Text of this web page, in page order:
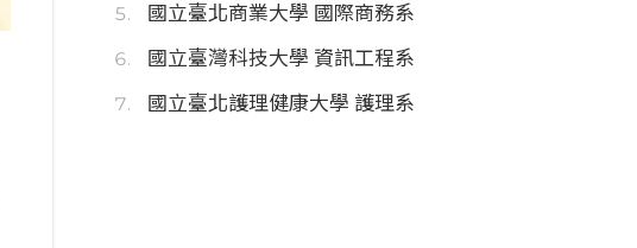
國立臺北商業大學 國際商務系
國立臺灣科技大學 資訊工程系
國立臺北護理健康大學 護理系